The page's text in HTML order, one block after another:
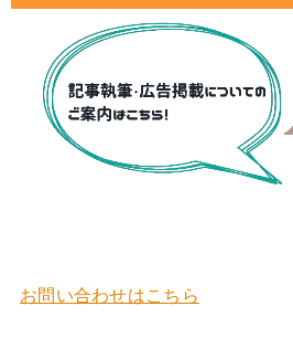
お問い合わせはこちら